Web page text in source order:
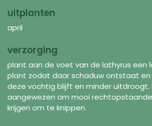
uitplanten
april
verzorging
plant aan de voet van de lathyrus een
plant zodat daar schaduw ontstaat
deze vochtig blijft en minder uitdroogt.
aangewezen om mooi
krijgen om te knippen.